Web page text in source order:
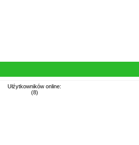
Ułźytkowników online:
(8)